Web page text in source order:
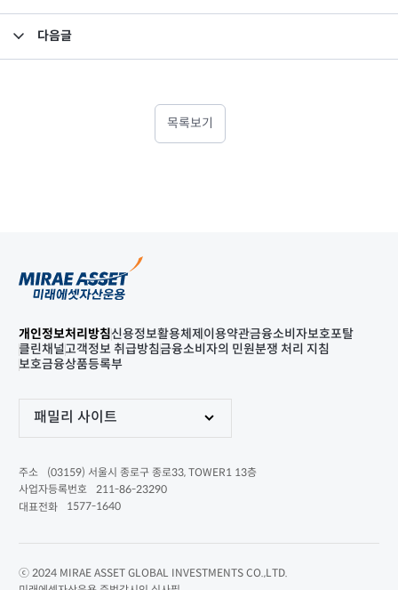
다음글
목록보기
개인정보처리방침신용정보활용체제 이용약관금융소비자보호포탈
클린채널고객정보 취급방침금융소비자의 민원분쟁 처리 지침
보호금융상품등록부
패밀리 사이트
주소
(03159) 서울시 종로구 종로33, TOWER1 13층
사업자등록번호
211-86-23290
대표전화
1577-1640
ⓒ 2024 MIRAE ASSET GLOBAL INVESTMENTS CO.,LTD.